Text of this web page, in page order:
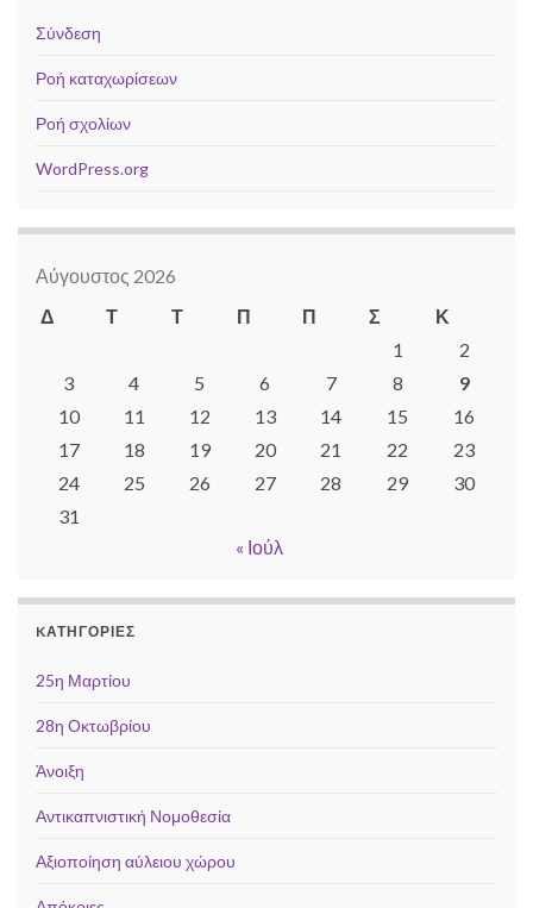
Σύνδεση
Ροή καταχωρίσεων
Ροή σχολίων
WordPress.org
Αύγουστος 2026
Δ
Τ Τ Π Π Σ
Κ
1
2
3
4 5 6 7 8
9
10
11 12 13 14 15
16
17
18 19 20 21 22
23
24
25 26 27 28 29
30
31
« Ιούλ
KΑΤΗΓΟΡΊΕΣ
25η Μαρτίου
28η Οκτωβρίου
Άνοιξη
Αντικαπνιστική Νομοθεσία
Αξιοποίηση αύλειου χώρου